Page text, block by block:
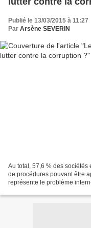
Publié le 13/03/2015 à 11:27
Par Arsène SEVERIN
Au total, 57,6 % des
de procédures pouvant être
représente le problème